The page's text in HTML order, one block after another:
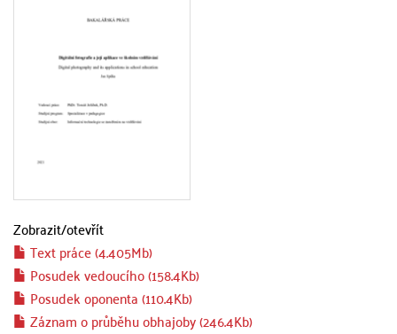
Zobrazit/otevřít
Text práce (4.405Mb)
Posudek vedoucího (158.4Kb)
Posudek oponenta (110.4Kb)
Záznam o průběhu obhajoby (246.4Kb)